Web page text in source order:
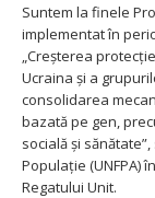
Suntem la finele
implementat în
„Creșterea
Ucraina și a
consolidarea
bazată pe gen,
socială și
Populație (UNFPA)
Regatului Unit.